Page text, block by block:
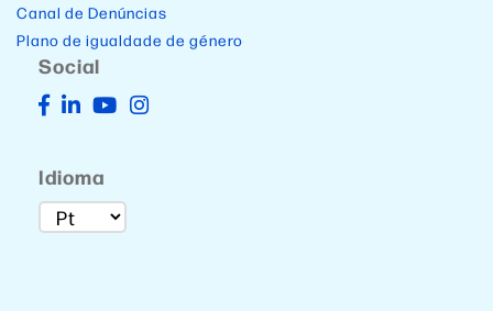
Canal de Denúncias
Plano de igualdade de género
Social
Idioma